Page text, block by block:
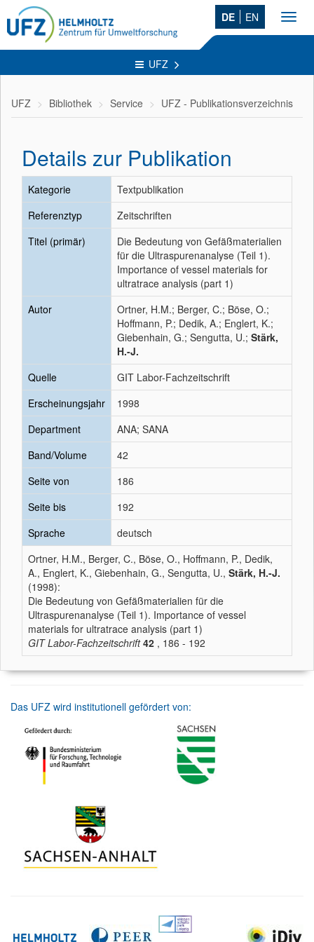
DE EN
UFZ
UFZ Bibliothek Service UFZ - Publikationsverzeichnis
Details zur Publikation
Kategorie
Textpublikation
Referenztyp
Zeitschriften
Titel (primär)
Die Bedeutung von Gefäßmaterialien
für die Ultraspurenanalyse (Teil 1).
Importance of vessel materials for
ultratrace analysis (part 1)
Autor
Ortner, H.M.; Berger, C.; Böse, O.;
Hoffmann, P.; Dedik, A.; Englert, K.;
Giebenhain, G.; Sengutta, U.; Stärk,
H.-J.
Quelle
GIT Labor-Fachzeitschrift
Erscheinungsjahr
1998
Department
ANA; SANA
Band/Volume
42
Seite von
186
Seite bis
192
Sprache
deutsch
Ortner, H.M., Berger, C., Böse, O., Hoffmann, P., Dedik,
A., Englert, K., Giebenhain, G., Sengutta, U., Stärk, H.-J.
(1998):
Die Bedeutung von Gefäßmaterialien für die
Ultraspurenanalyse (Teil 1). Importance of vessel
materials for ultratrace analysis (part 1)
GIT Labor-Fachzeitschrift 42 , 186 - 192
Das UFZ wird institutionell gefördert von: